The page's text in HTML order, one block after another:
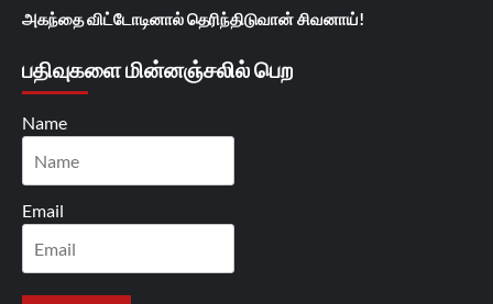
அகந்தை விட்டோடினால் தெரிந்திடுவான் சிவனாய்!
பதிவுகளை மின்னஞ்சலில் பெற
Name
Email